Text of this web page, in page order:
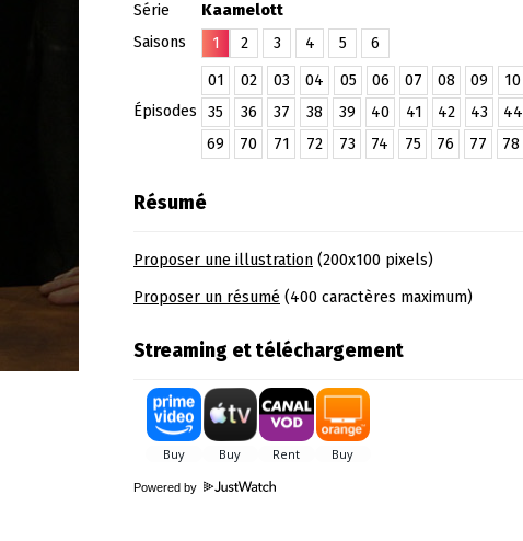
Série
Kaamelott
Saisons
1 2 3 4 5 6
Épisodes
01 02 03 04 05 06 07 08 09 10
35
36 37 38 39 40 41 42 43 44
69
70 71 72 73 74 75 76 77 78
Résumé
Proposer une illustration (200x100 pixels)
Proposer un résumé (400 caractères maximum)
Streaming et téléchargement
Powered by